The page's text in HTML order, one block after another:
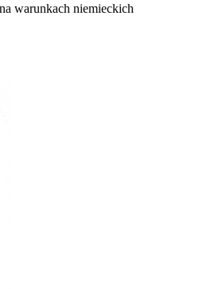
warunkach niemieckich